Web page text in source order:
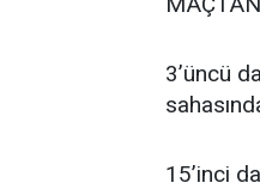
3’üncü
15’inci